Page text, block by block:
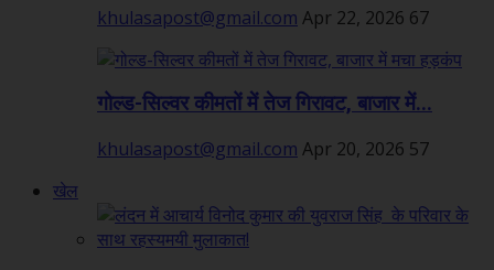
khulasapost@gmail.com Apr 22, 2026 67
गोल्ड-सिल्वर कीमतों में तेज गिरावट, बाजार में...
khulasapost@gmail.com Apr 20, 2026 57
खेल